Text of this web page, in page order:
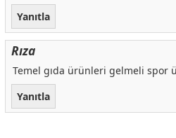
Yanıtla
Rıza
Temel gıda ürünleri gelmeli spor
Yanıtla